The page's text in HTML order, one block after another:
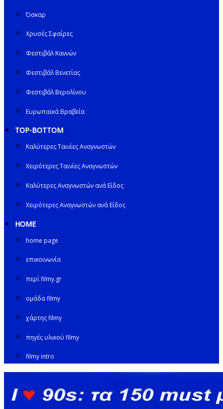
Όσκαρ
Χρυσές Σφαίρες
Φεστιβάλ Καννών
Φεστιβάλ Βενετίας
Φεστιβάλ Βερολίνου
Ευρωπαϊκά Βραβεία
TOP-BOTTOM
Καλύτερες Ταινίες Αναγνωστών
Χειρότερες Ταινίες Αναγνωστών
Καλύτερες Αναγνωστών ανά Είδος
Χειρότερες Αναγνωστών ανά Είδος
HOME
home page
επικοινωνία
περί filmy.gr
ομάδα filmy
χάρτης filmy
πηγές υλικού filmy
filmy intro